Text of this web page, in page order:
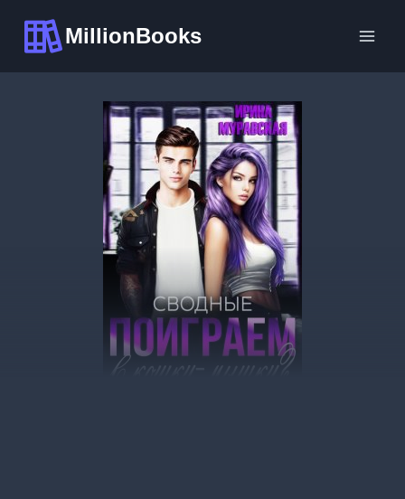
содержимому
MillionBooks